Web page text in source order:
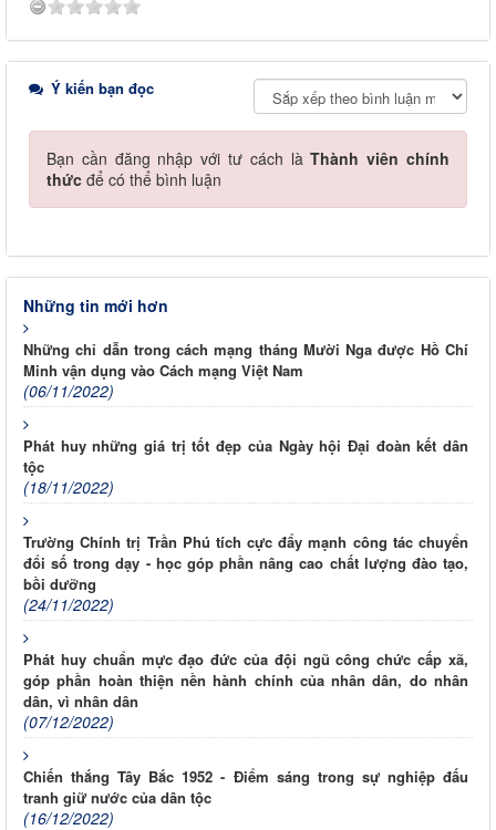
Ý kiến bạn đọc
Bạn cần đăng nhập với tư cách làThành viên chính
thức để có thể bình luận
Những tin mới hơn
Những chỉ dẫn trong cách mạng tháng Mười Nga được Hồ Chí
Minh vận dụng vào Cách mạng Việt Nam
(06/11/2022)
Phát huy những giá trị tốt đẹp của Ngày hội Đại đoàn kết dân
tộc
(18/11/2022)
Trường Chính trị Trần Phú tích cực đẩy mạnh công tác chuyển
đổi số trong dạy - học góp phần nâng cao chất lượng đào tạo,
bồi dưỡng
(24/11/2022)
Phát huy chuẩn mực đạo đức của đội ngũ công chức cấp xã,
góp phần hoàn thiện nền hành chính của nhân dân, do nhân
dân, vì nhân dân
(07/12/2022)
Chiến thắng Tây Bắc 1952 - Điểm sáng trong sự nghiệp đấu
tranh giữ nước của dân tộc
(16/12/2022)